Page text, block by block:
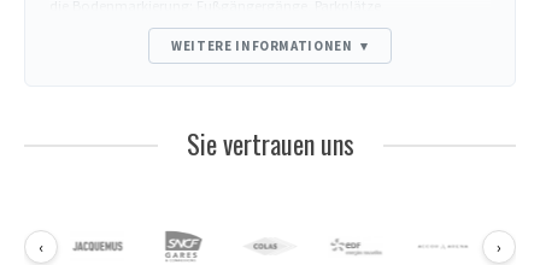
Lagermarkierungen, Verbotszonen, Social-Distance-Markierungen.
Ein hochwertiges Klebeband hält jahrelangem Fußgängerverkehr
Innenbereich glatte Böden: Vinyl-Klebeband, 0,15 mm Dicke.
Gabelstaplern.
WEITERE INFORMATIONEN ▾
Sie vertrauen uns
‹ ›